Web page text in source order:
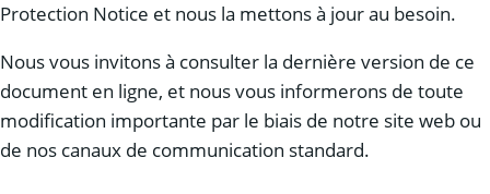
Protection Notice et nous la mettons à jour au besoin.
Nous vous invitons à consulter la dernière version de ce
document en ligne, et nous vous informerons de toute
modification importante par le biais de notre site web ou
de nos canaux de communication standard.